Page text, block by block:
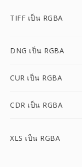
TIFF เป็น RGBA
DNG เป็น RGBA
CUR เป็น RGBA
CDR เป็น RGBA
XLS เป็น RGBA